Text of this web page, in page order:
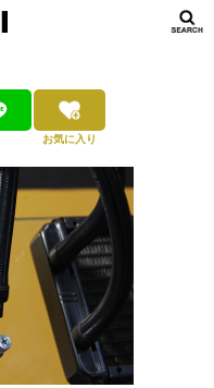
お気に入り